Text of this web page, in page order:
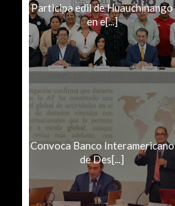
Participa edil de Huauchinango
en e[...]
Convoca Banco Interamericano
de Des[...]